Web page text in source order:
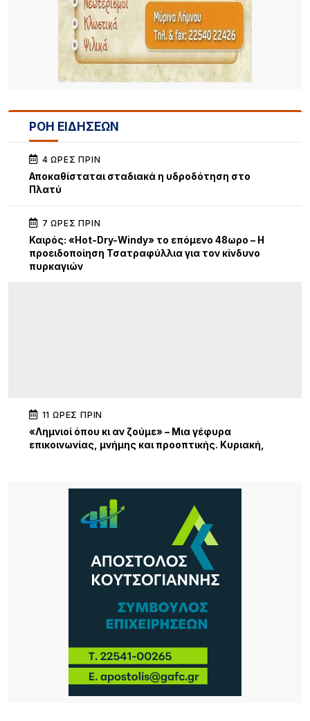
ΡΟΗ ΕΙΔΗΣΕΩΝ
4 ΏΡΕΣ ΠΡΙΝ
Αποκαθίσταται σταδιακά η υδροδότηση στο
Πλατύ
7 ΏΡΕΣ ΠΡΙΝ
Καιρός: «Hot-Dry-Windy» το επόμενο 48ωρο – Η
προειδοποίηση Τσατραφύλλια για τον κίνδυνο
πυρκαγιών
11 ΏΡΕΣ ΠΡΙΝ
«Λημνιοί όπου κι αν ζούμε» – Μια γέφυρα
επικοινωνίας, μνήμης και προοπτικής. Κυριακή,
14 ΏΡΕΣ ΠΡΙΝ
Σχέδια Βελτίωσης: Έρχονται επιδοτήσεις έως
70% για επενδύσεις αγροτών και συλλογικών
σχημάτων – Σημαντική ευκαιρία και για τη Λήμνο
15 ΏΡΕΣ ΠΡΙΝ
Κύκλος Ομιλιών για τα 100 χρόνια της Νέας
συλλογική μνήμη 9, 10 Αυγούστου 2026 |
Αποθήκη, Μύρινα
16 ΏΡΕΣ ΠΡΙΝ
Νέα τουρκική πρόκληση στο Αιγαίο – Η Λήμνος στο